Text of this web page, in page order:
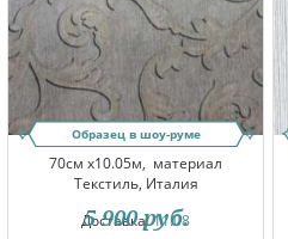
Образец в шоу-руме
70см x10.05м, материал
Текстиль, Италия
Доставка:11.08
5 900 руб.